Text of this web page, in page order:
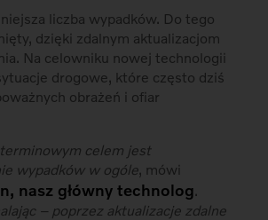
liczba wypadków. Do tego
dzięki zdalnym aktualizacjom
Na celowniku nowej technologii
drogowe, które często dziś
obrażeń i ofiar
celem jest
wypadków w ogóle, mówi
nasz główny technolog.
– poprzez aktualizacje zdalne